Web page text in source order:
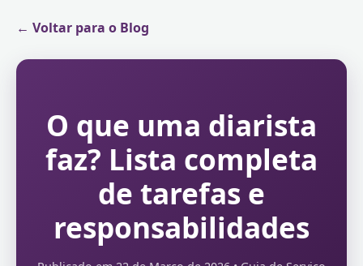
← Voltar para o Blog
O que uma diarista
faz? Lista completa
de tarefas e
responsabilidades